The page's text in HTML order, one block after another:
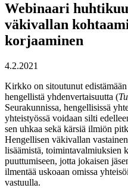
Webinaari
väkivallan
korjaaminen
4.2.2021
Kirkko on sitoutunut
hengellistä yhdenvertaisuutta (
Seurakunnissa, hengellisissä
yhteistyössä voidaan silti
sen uhkaa sekä kärsiä ilmiön
Hengellisen väkivallan
lisäämistä, toimintavalmiuksien
puuttumiseen, jotta jokaisen
ilmentää uskoaan omissa
vastuulla.